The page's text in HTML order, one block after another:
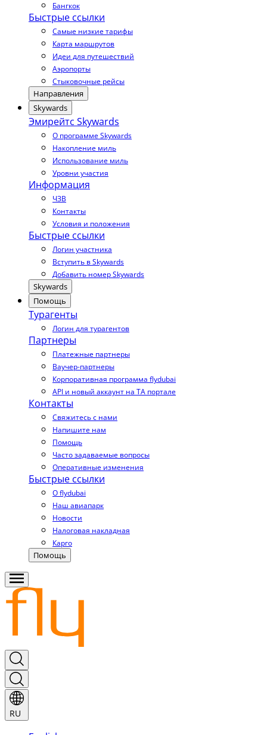
Бангкок
Быстрые ссылки
Самые низкие тарифы
Карта маршрутов
Идеи для путешествий
Аэропорты
Стыковочные рейсы
Направления
Skywards
Эмирейтс Skywards
О программе Skywards
Накопление миль
Использование миль
Уровни участия
Информация
ЧЗВ
Контакты
Условия и положения
Быстрые ссылки
Логин участника
Вступить в Skywards
Добавить номер Skywards
Skywards
Помощь
Турагенты
Логин для турагентов
Партнеры
Платежные партнеры
Ваучер-партнеры
Корпоративная программа flydubai
API и новый аккаунт на TA портале
Контакты
Свяжитесь с нами
Напишите нам
Помощь
Часто задаваемые вопросы
Оперативные изменения
Быстрые ссылки
О flydubai
Наш авиапарк
Новости
Налоговая накладная
Карго
Помощь
RU